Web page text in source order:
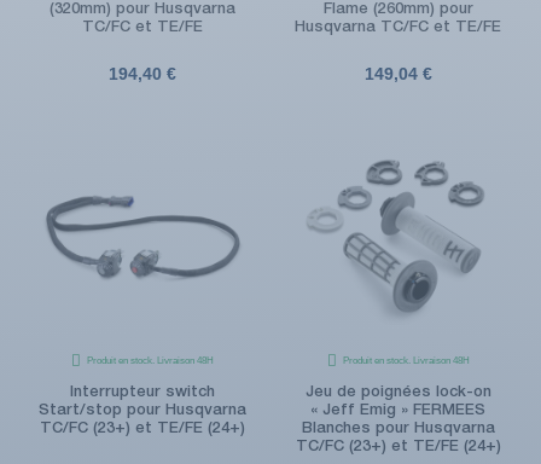
(1 avis)
(320mm) pour Husqvarna
TC/FC et TE/FE
194,40 €
Flame (260mm) pour
Husqvarna TC/FC et TE/FE
149,04 €
Produit en stock. Livraison 48H
Interrupteur switch
Start/stop pour Husqvarna
TC/FC (23+) et TE/FE (24+)
Produit en stock. Livraison 48H
Jeu de poignées lock-on
« Jeff Emig » FERMEES
Blanches pour Husqvarna
TC/FC (23+) et TE/FE (24+)